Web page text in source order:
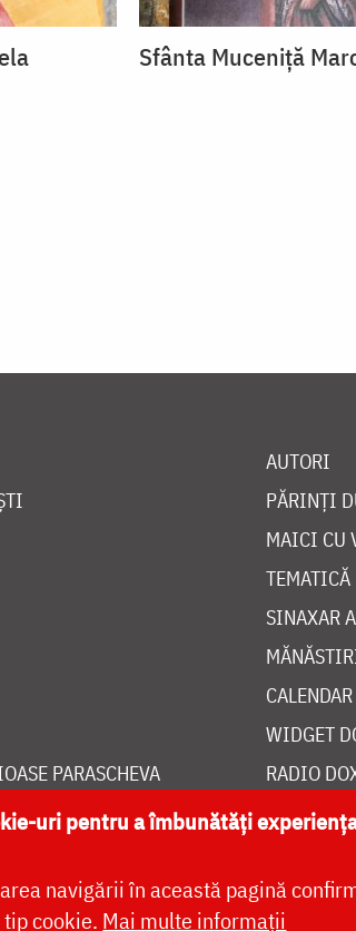
Sfânta Muceniță
PARASCHEVA
AUTORI
PĂRINȚI
MAICI CU
TEMATICĂ
SINAXAR
WIDGET
RADIO
Site dezvoltat de
uri pentru a îmbunătăți
navigării în această pagină
cookie. Mai multe informații